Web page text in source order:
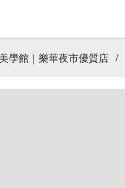
學館｜樂華夜市優質店 /